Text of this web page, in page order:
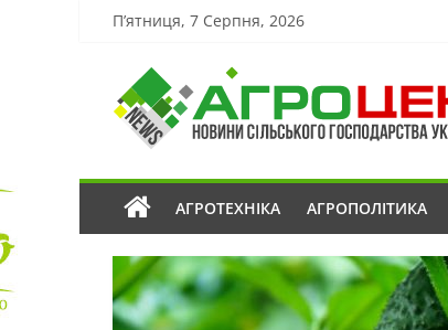
П’ятниця, 7 Серпня, 2026
АГРОТЕХНІКА АГРОПОЛІТИКА